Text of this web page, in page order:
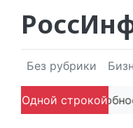
Без рубрики
Одной строкой
в речи